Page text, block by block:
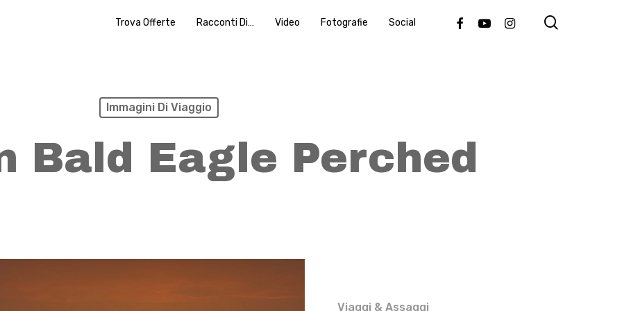
Trova Offerte Racconti Di… Video Fotografie Social FacebookYoutubeInstagram
Immagini Di Viaggio
Bald Eagle Perched
Viaggi & Assaggi